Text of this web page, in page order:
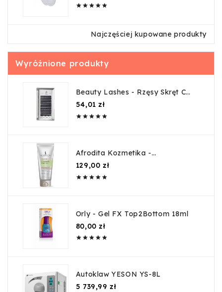
    
Najczęściej kupowane produkty
Wyróżnione produkty
Beauty Lashes - Rzęsy Skręt C
0,05mm 12mm
54,01 złCena
    
Afrodita Kozmetika -
CHAMOMILE SENSITIVE - Krem
nawilżający dla skóry tłustej i
naczyniowej - 200ml
129,00 złCena
    
Orly - Gel FX Top2Bottom 18ml
80,00 złCena
    
Autoklaw YESON YS-8L
5 739,99 złCena